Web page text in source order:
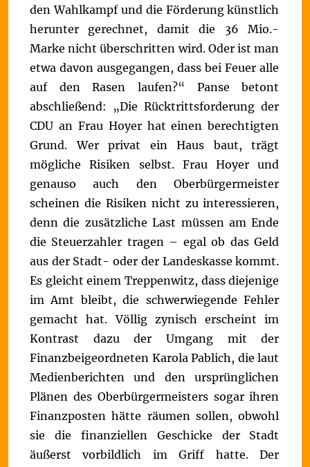
den Wahlkampf und die Förderung künstlich
herunter gerechnet, damit die 36 Mio.-
Marke nicht überschritten wird. Oder ist man
etwa davon ausgegangen, dass bei Feuer alle
auf den Rasen laufen?“ Panse betont
abschließend: „Die Rücktrittsforderung der
CDU an Frau Hoyer hat einen berechtigten
Grund. Wer privat ein Haus baut, trägt
mögliche Risiken selbst. Frau Hoyer und
genauso auch den Oberbürgermeister
scheinen die Risiken nicht zu interessieren,
denn die zusätzliche Last müssen am Ende
die Steuerzahler tragen – egal ob das Geld
aus der Stadt- oder der Landeskasse kommt.
Es gleicht einem Treppenwitz, dass diejenige
im Amt bleibt, die schwerwiegende Fehler
gemacht hat.Völlig zynisch erscheint im
Kontrast dazu der Umgang mit der
Finanzbeigeordneten Karola Pablich, die laut
Medienberichten und den ursprünglichen
Plänen des Oberbürgermeisters sogar ihren
Finanzposten hätte räumen sollen, obwohl
sie die finanziellen Geschicke der Stadt
äußerst vorbildlich im Griff hatte. Der